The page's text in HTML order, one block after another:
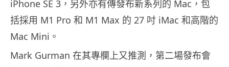
iPhone SE 3，另外亦有傳發布新系列的 Mac，包
括採用 M1 Pro 和 M1 Max 的 27 吋 iMac 和高階的
Mac Mini。
Mark Gurman 在其專欄上又推測，第二場發布會